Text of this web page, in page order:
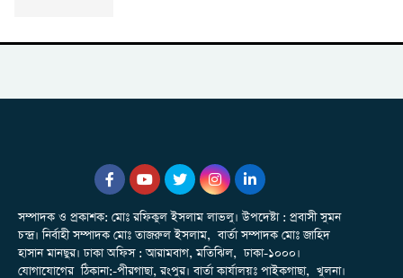
সম্পাদক ও প্রকাশক: মোঃ রফিকুল ইসলাম লাভলু। উপদেষ্টা : প্রবাসী সুমন
চন্দ্র। নির্বাহী সম্পাদক মোঃ তাজরুল‌‌ ইসলাম, বার্তা সম্পাদক মোঃ জাহিদ
হাসান মানছুর। ঢাকা অফিস : আরামবাগ, মতিঝিল, ঢাকা-১০০০।
যোগাযোগের ঠিকানা:-পীরগাছা‌, রংপুর। বার্তা কার্যালয়ঃ পাইকগাছা, খুলনা।